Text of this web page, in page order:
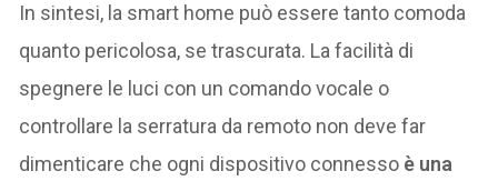
In sintesi, la smart home può essere tanto comoda
quanto pericolosa, se trascurata. La facilità di
spegnere le luci con un comando vocale o
controllare la serratura da remoto non deve far
dimenticare che ogni dispositivo connesso è una